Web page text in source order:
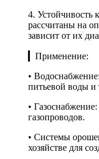
4.
рассчитаны на
зависит от их
▎Применение:
•
питьевой воды и
•
газопроводов.
• Системы
хозяйстве для